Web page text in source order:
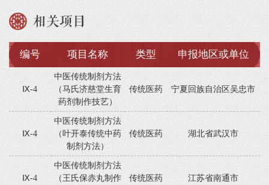
相关项目
编号 项目名称 类型 申报地区或单位
Ⅸ-4
中医传统制剂方法
（马氏济慈堂生育
药剂制作技艺）
传统医药 宁夏回族自治区吴忠市
Ⅸ-4
中医传统制剂方法
（叶开泰传统中药
制剂方法）
传统医药 湖北省武汉市
Ⅸ-4
中医传统制剂方法
（王氏保赤丸制作
传统医药 江苏省南通市